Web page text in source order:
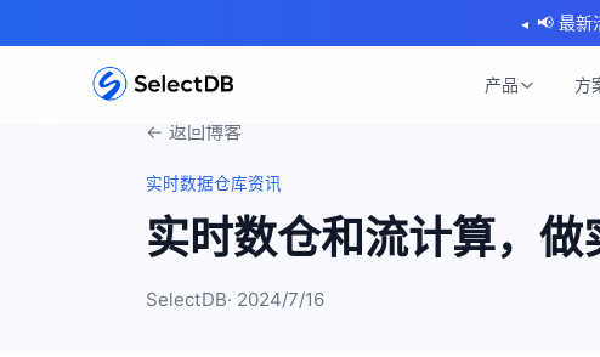
◂ 📢 最新
产品 方
← 返回博客
实时数据仓库资讯
实时数仓和流计算，
SelectDB· 2024/7/16